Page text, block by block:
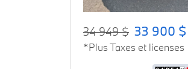
34 949 $ 33 900
*Plus Taxes et licenses